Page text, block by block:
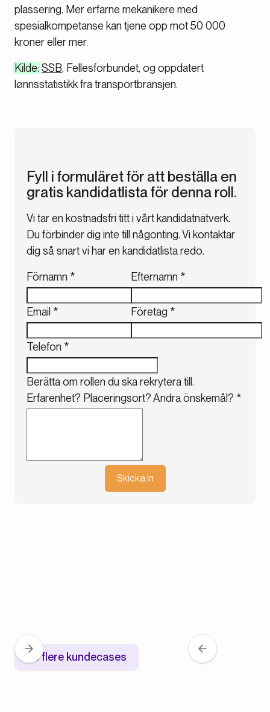
plassering. Mer erfarne mekanikere med
spesialkompetanse kan tjene opp mot 50 000
kroner eller mer.
Kilde: SSB, Fellesforbundet, og oppdatert
lønnsstatistikk fra transportbransjen.
Fyll i formuläret för att beställa en
gratis kandidatlista för denna roll.
Vi tar en kostnadsfri titt i vårt kandidatnätverk.
Du förbinder dig inte till någonting. Vi kontaktar
dig så snart vi har en kandidatlista redo.
Förnamn * Efternamn *
Email * Företag *
Telefon *
Berätta om rollen du ska rekrytera till.
Erfarenhet? Placeringsort? Andra önskemål? *
Skicka in
Se flere kundecases